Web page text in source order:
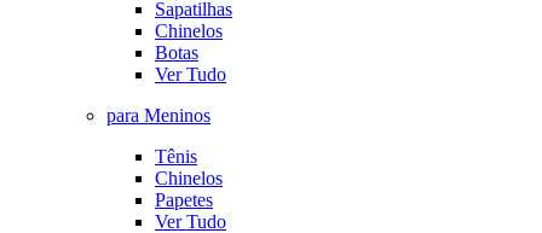
Sapatilhas
Chinelos
Botas
Ver Tudo
para Meninos
Tênis
Chinelos
Papetes
Ver Tudo